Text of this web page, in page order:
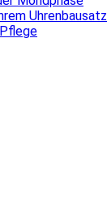
Uhrenbausatz